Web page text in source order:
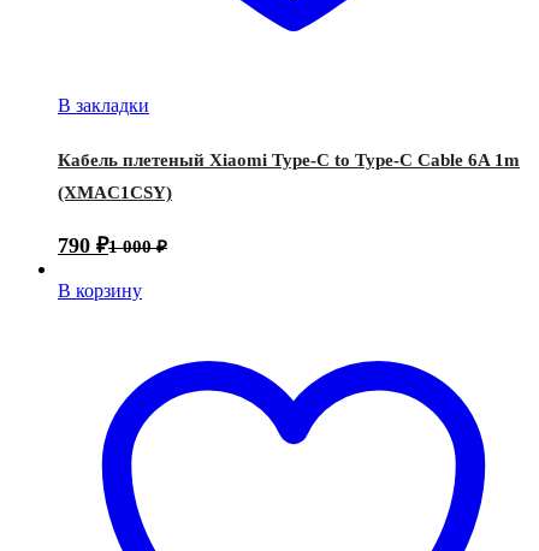
В закладки
Кабель плетеный Xiaomi Type-C to Type-C Cable 6A 1m
(XMAC1CSY)
790 ₽1 000₽
В корзину